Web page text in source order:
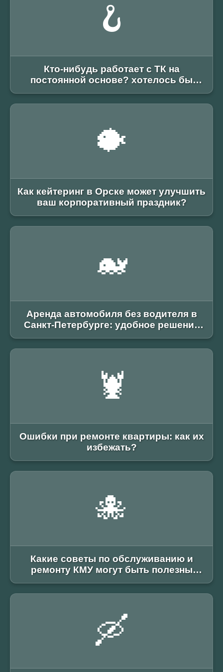
🪝
Кто-нибудь работает с ТК на
постоянной основе? хотелось бы
узнать реальные рекомендации, возим
из европы и с азии (китай
раз в неделю
🐡
Как кейтеринг в Орске может улучшить
ваш корпоративный праздник?
🐋
Аренда автомобиля без водителя в
Санкт-Петербурге: удобное решение
для любых поездок
🦞
Ошибки при ремонте квартиры: как их
избежать?
🐙
Какие советы по обслуживанию и
ремонту КМУ могут быть полезны
владельцам Shacman?
🛶